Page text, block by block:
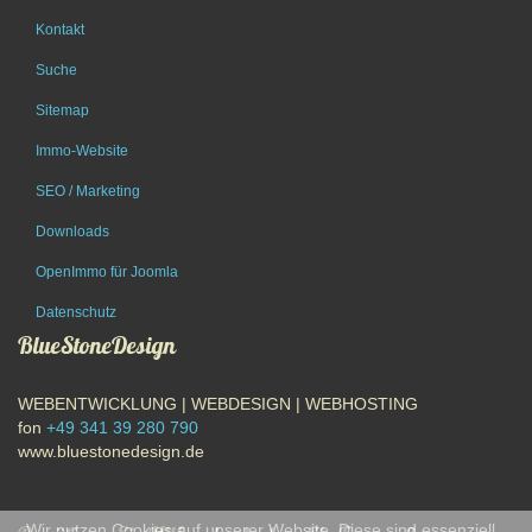
Kontakt
Suche
Sitemap
Immo-Website
SEO / Marketing
Downloads
OpenImmo für Joomla
Datenschutz
BlueStoneDesign
WEBENTWICKLUNG | WEBDESIGN | WEBHOSTING
fon +49 341 39 280 790
www.bluestonedesign.de